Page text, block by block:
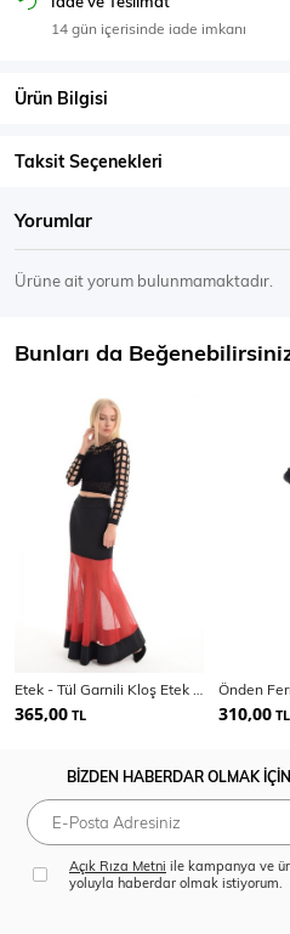
14 gün içerisinde iade imkanı
Ürün Bilgisi
Taksit Seçenekleri
Yorumlar
Ürüne ait yorum bulunmamaktadır.
Bunları da
365,00 TL 310,00 TL
BİZDEN HABERDAR OLMAK
Açık Rıza Metni ile kampanya ve
yoluyla haberdar olmak istiyorum.